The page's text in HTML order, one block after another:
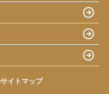
サイトマップ